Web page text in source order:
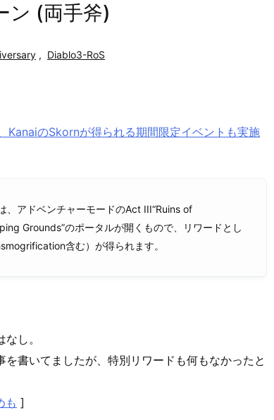
ン (両手斧)
, Diablo3-RoS
KanaiのSkornが得られる期間限定イベントも実施
、アドベンチャーモードのAct III“Ruins of
Grounds”のポータルが開くもので、リワードとし
含む）が得られます。
し。
書いてましたが、特別リワードも何もなかったと
も ]